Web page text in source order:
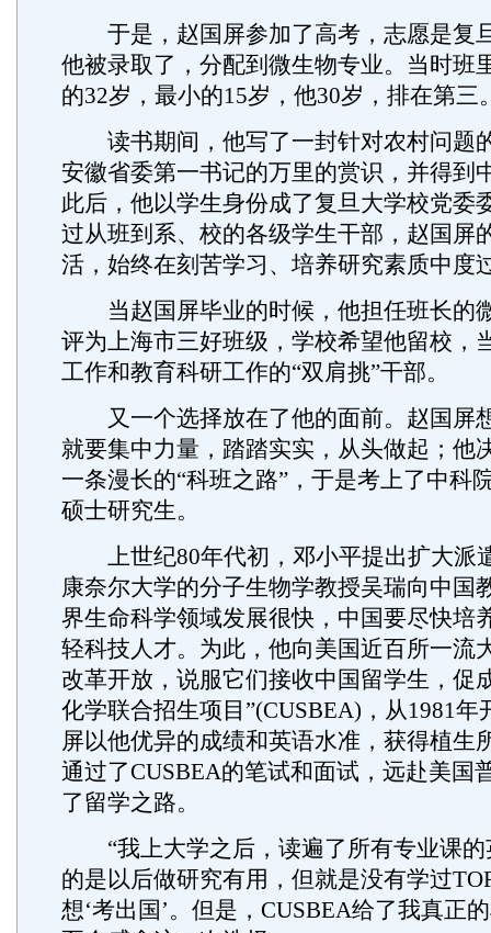
于是，赵国屏参加了高考，志愿是复
他被录取了，分配到微生物专业。当时班
的32岁，最小的15岁，他30岁，排在第三
读书期间，他写了一封针对农村问题
安徽省委第一书记的万里的赏识，并得到
此后，他以学生身份成了复旦大学校党委
过从班到系、校的各级学生干部，赵国屏
活，始终在刻苦学习、培养研究素质中度
当赵国屏毕业的时候，他担任班长的
评为上海市三好班级，学校希望他留校，
工作和教育科研工作的“双肩挑”干部。
又一个选择放在了他的面前。赵国屏
就要集中力量，踏踏实实，从头做起；他
一条漫长的“科班之路”，于是考上了中科
硕士研究生。
上世纪80年代初，邓小平提出扩大派
康奈尔大学的分子生物学教授吴瑞向中国
界生命科学领域发展很快，中国要尽快培
轻科技人才。为此，他向美国近百所一流
改革开放，说服它们接收中国留学生，促
化学联合招生项目”(CUSBEA)，从1981年
屏以他优异的成绩和英语水准，获得植生
通过了CUSBEA的笔试和面试，远赴美国
了留学之路。
“我上大学之后，读遍了所有专业课的
的是以后做研究有用，但就是没有学过
想‘考出国’。但是，CUSBEA给了我真正